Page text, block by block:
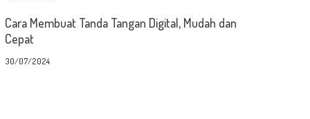
Cara Membuat Tanda Tangan Digital, Mudah dan
Cepat
30/07/2024